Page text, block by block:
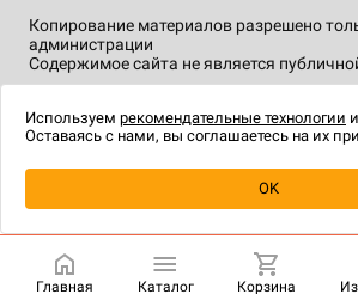
Уведомить о
Копирование материалов разрешено
администрации
Содержимое сайта не является
технологии.
Главная Каталог Корзина
Используем рекомендательные технологии и
Оставаясь с нами, вы соглашаетесь на их
OK